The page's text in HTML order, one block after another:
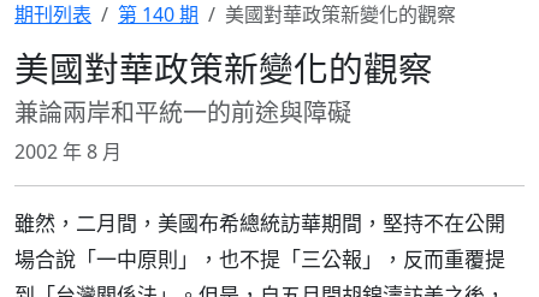
期刊列表 第 140 期 美國對華政策新變化的觀察
美國對華政策新變化的觀察
兼論兩岸和平統一的前途與障礙
2002 年 8 月
雖然，二月間，美國布希總統訪華期間，堅持不在公開
場合說「一中原則」，也不提「三公報」，反而重覆提